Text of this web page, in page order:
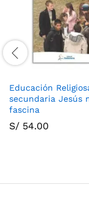
Educación
secundaria Jesús
fascina
S/ 54.00